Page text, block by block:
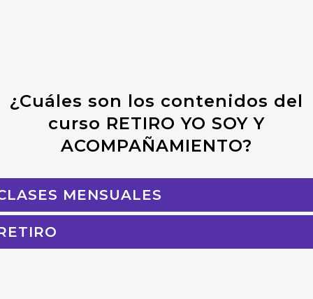
¿Cuáles son los contenidos del
curso RETIRO YO SOY Y
ACOMPAÑAMIENTO?
MENSUALES